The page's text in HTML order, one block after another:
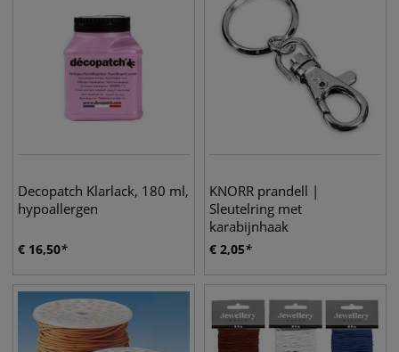
Decopatch Klarlack, 180 ml,
hypoallergen
€ 16,50
KNORR prandell |
Sleutelring met
karabijnhaak
€ 2,05